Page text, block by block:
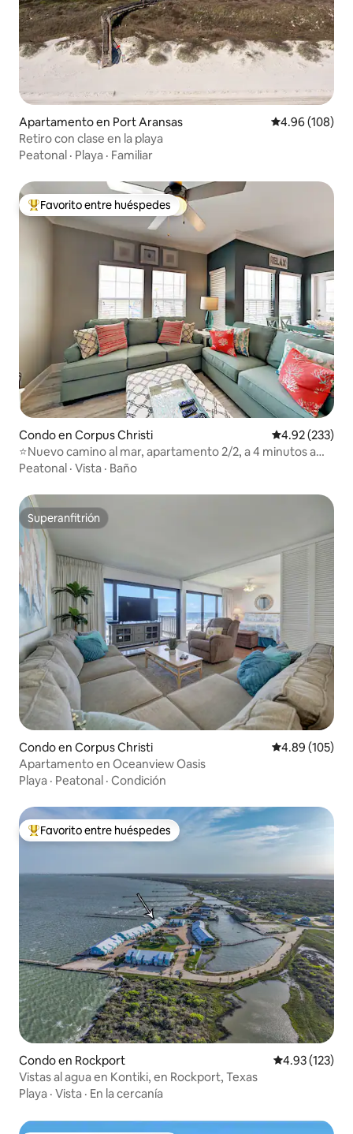
Apartamento en Port Aransas Calificación
4.96 (108)
Retiro con clase en la playa
Peatonal · Playa · Familiar
Favorito entre huéspedes preferido
Favorito entre huéspedes
Condo en Corpus Christi Calificación
4.92 (233)
⭐Nuevo camino al mar, apartamento 2/2, a 4 minutos a
pie de la playa
Peatonal · Vista · Baño
Superanfitrión
Superanfitrión
Condo en Corpus Christi Calificación
4.89 (105)
Apartamento en Oceanview Oasis
Playa · Peatonal · Condición
Favorito entre huéspedes preferido
Favorito entre huéspedes
Condo en Rockport Calificación
4.93 (123)
Vistas al agua en Kontiki, en Rockport, Texas
Playa · Vista · En la cercanía